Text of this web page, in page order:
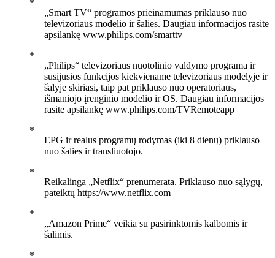
„Smart TV“ programos prieinamumas priklauso nuo
televizoriaus modelio ir šalies. Daugiau informacijos rasite
apsilankę www.philips.com/smarttv
„Philips“ televizoriaus nuotolinio valdymo programa ir
susijusios funkcijos kiekviename televizoriaus modelyje ir
šalyje skiriasi, taip pat priklauso nuo operatoriaus,
išmaniojo įrenginio modelio ir OS. Daugiau informacijos
rasite apsilankę www.philips.com/TVRemoteapp
EPG ir realus programų rodymas (iki 8 dienų) priklauso
nuo šalies ir transliuotojo.
Reikalinga „Netflix“ prenumerata. Priklauso nuo sąlygų,
pateiktų https://www.netflix.com
„Amazon Prime“ veikia su pasirinktomis kalbomis ir
šalimis.